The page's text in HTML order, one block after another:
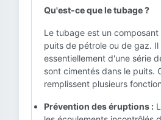
Qu'est-ce que le tubage ?
Le tubage est un
puits de pétrole ou de gaz. Il
essentiellement d'une série
sont cimentés dans le puits.
remplissent plusieurs
Prévention des éruptions :